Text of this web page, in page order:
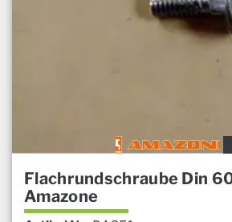
Flachrundschraube Din
Amazone